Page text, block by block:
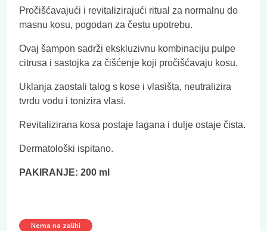
Pročišćavajući i revitalizirajući ritual za normalnu do
masnu kosu, pogodan za čestu upotrebu.
Ovaj šampon sadrži ekskluzivnu kombinaciju pulpe
citrusa i sastojka za čišćenje koji pročišćavaju kosu.
Uklanja zaostali talog s kose i vlasišta, neutralizira
tvrdu vodu i tonizira vlasi.
Revitalizirana kosa postaje lagana i dulje ostaje čista.
Dermatološki ispitano.
PAKIRANJE: 200 ml
Nema na zalihi